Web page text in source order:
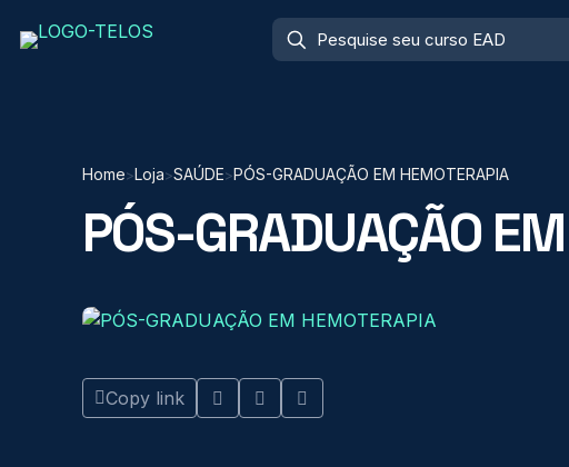
Home>Loja>SAÚDE>PÓS-GRADUAÇÃO EM HEMOTERAPIA
PÓS-GRADUAÇÃO
Copy link